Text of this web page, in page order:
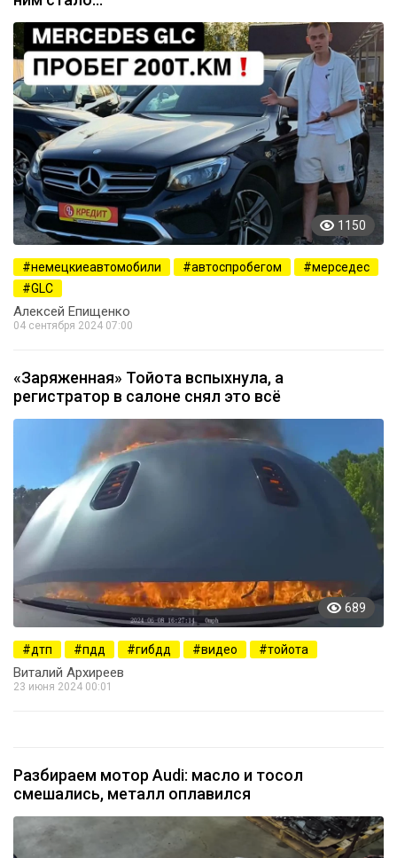
1150
немецкиеавтомобили автоспробегом
мерседес
GLC
Алексей Епищенко
04 сентября 2024 07:00
«Заряженная» Тойота вспыхнула, а
регистратор в салоне снял это всё
689
дтп пдд гибдд видео тойота
Виталий Архиреев
23 июня 2024 00:01
Разбираем мотор Audi: масло и тосол
смешались, металл оплавился